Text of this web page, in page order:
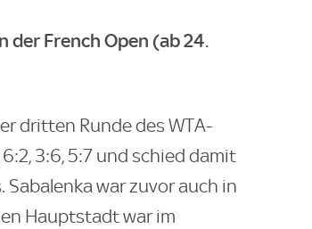
der French Open (ab 24.
dritten Runde des WTA-
3:6, 5:7 und schied damit
war zuvor auch in
Hauptstadt war im